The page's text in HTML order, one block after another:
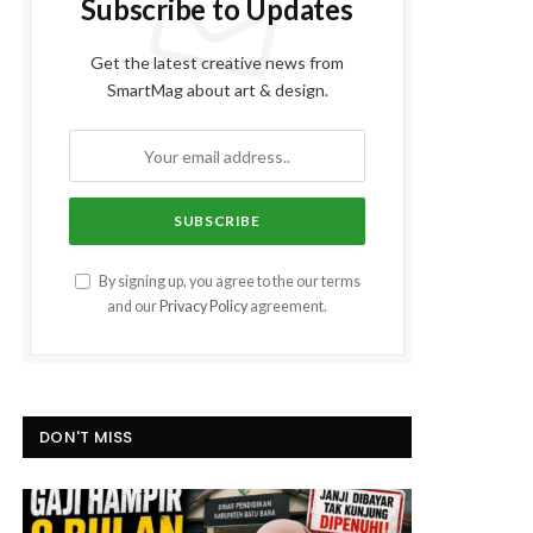
Subscribe to Updates
Get the latest creative news from
SmartMag about art & design.
By signing up, you agree to the our terms
and our Privacy Policy agreement.
DON'T MISS